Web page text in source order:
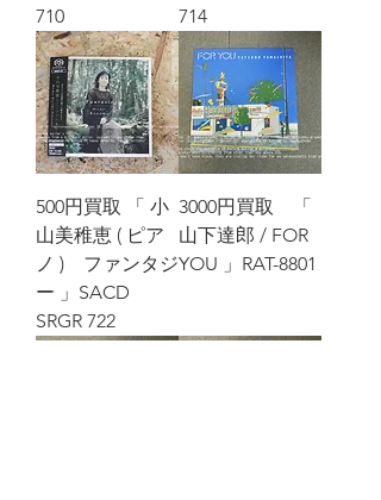
710
714
500円買取 「 小
山美稚恵 ( ピア
ノ ) ファンタジ
ー 」SACD
SRGR 722
3000円買取 「
山下達郎 / FOR
YOU 」RAT-8801